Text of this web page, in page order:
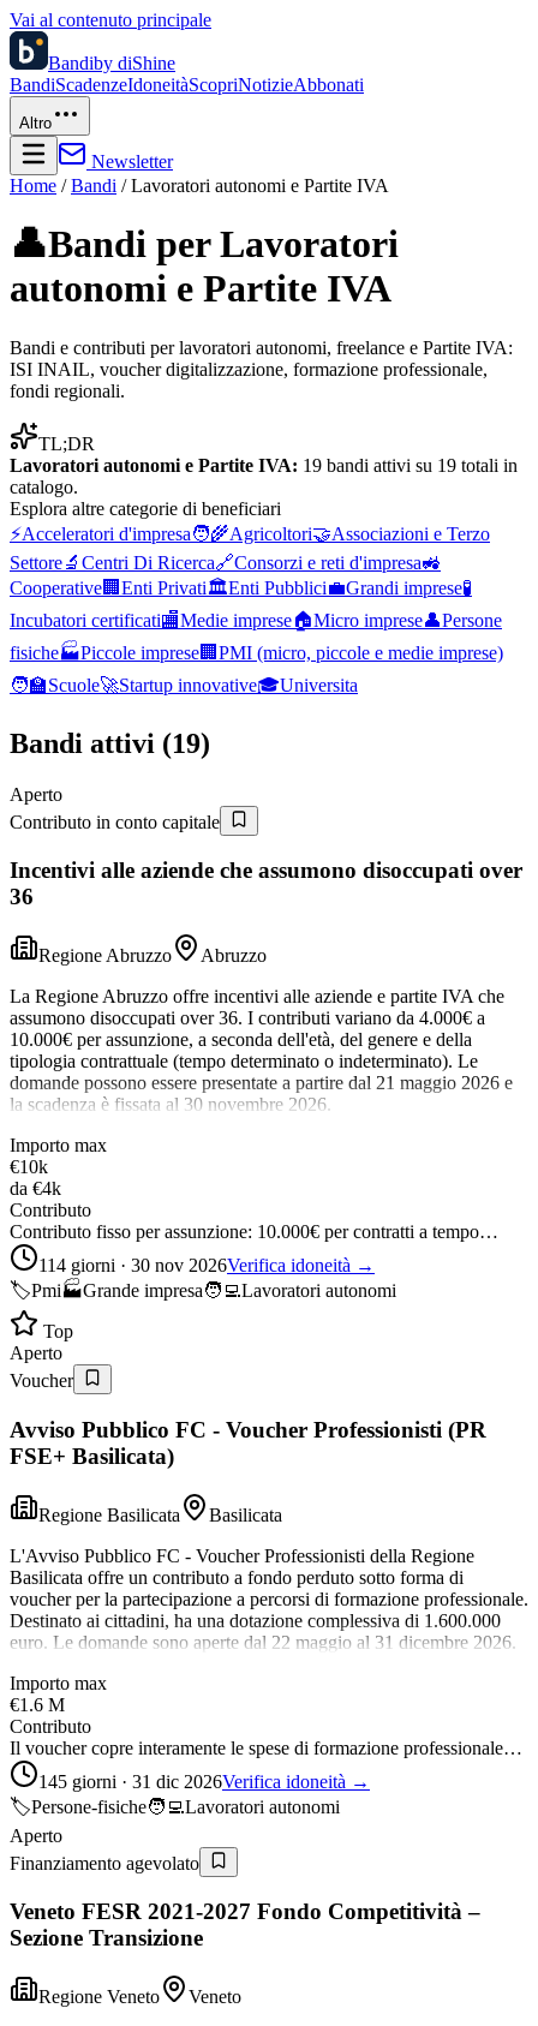
Vai al contenuto principale
Bandiby diShine
BandiScadenzeIdoneitàScopriNotizieAbbonati
Altro
Newsletter
Home /Bandi /Lavoratori autonomi e Partite IVA
👤Bandi perLavoratori
autonomi e Partite IVA
Bandi e contributi per lavoratori autonomi, freelance e Partite IVA:
ISI INAIL, voucher digitalizzazione, formazione professionale,
fondi regionali.
TL;DR
Lavoratori autonomi e Partite IVA: 19 bandi attivi su 19 totali in
catalogo.
Esplora altre categorie di beneficiari
⚡Acceleratori d'impresa🧑‍🌾Agricoltori🤝Associazioni e Terzo
Settore🔬 Centri Di Ricerca🔗Consorzi e reti d'impresa🚜
Cooperative🏢 Enti Privati🏛️Enti Pubblici💼Grandi imprese🧪
Incubatori certificati🏬Medie imprese🏠Micro imprese👤Persone
fisiche🏭Piccole imprese🏢 PMI (micro, piccole e medie imprese)
🧑‍🏫Scuole🚀Startup innovative🎓Universita
Bandi attivi (19)
Aperto
Contributo in conto capitale
Incentivi alle aziende che assumono disoccupati over
36
Regione Abruzzo
Abruzzo
La Regione Abruzzo offre incentivi alle aziende e partite IVA che
assumono disoccupati over 36. I contributi variano da 4.000€ a
10.000€ per assunzione, a seconda dell'età, del genere e della
tipologia contrattuale (tempo determinato o indeterminato). Le
domande possono essere presentate a partire dal 21 maggio 2026 e
la scadenza è fissata al 30 novembre 2026.
Importo max
€10k
da €4k
Contributo
Contributo fisso per assunzione: 10.000€ per contratti a tempo…
114 giorni · 30 nov 2026Verifica idoneità →
🏷️Pmi🏭Grande impresa🧑‍💻Lavoratori autonomi
Top
Aperto
Voucher
Avviso Pubblico FC - Voucher Professionisti (PR
FSE+ Basilicata)
Regione Basilicata
Basilicata
L'Avviso Pubblico FC - Voucher Professionisti della Regione
Basilicata offre un contributo a fondo perduto sotto forma di
voucher per la partecipazione a percorsi di formazione professionale.
Destinato ai cittadini, ha una dotazione complessiva di 1.600.000
euro. Le domande sono aperte dal 22 maggio al 31 dicembre 2026.
Importo max
€1.6 M
Contributo
Il voucher copre interamente le spese di formazione professionale…
145 giorni · 31 dic 2026Verifica idoneità →
🏷️Persone-fisiche🧑‍💻Lavoratori autonomi
Aperto
Finanziamento agevolato
Veneto FESR 2021-2027 Fondo Competitività –
Sezione Transizione
Regione Veneto
Veneto